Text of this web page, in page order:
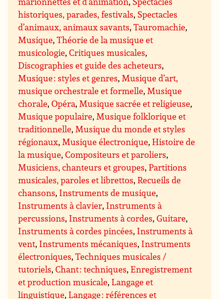
historiques, parades, festivals, Spectacles
d’animaux, animaux savants,Tauromachie,
Musique,Théorie de la musique et
musicologie,Critiques musicales,
Discographies et guide des acheteurs,
Musique : styles et genres,Musique d’art,
musique orchestrale et formelle,Musique
chorale,Opéra,Musique sacrée et religieuse,
Musique populaire,Musique folklorique et
traditionnelle,Musique du monde et styles
régionaux,Musique électronique,Histoire de
la musique,Compositeurs et paroliers,
Musiciens, chanteurs et groupes,Partitions
musicales, paroles et librettos,Recueils de
chansons, Instruments de musique,
Instruments à clavier, Instruments à
percussions, Instruments à cordes,Guitare,
Instruments à cordes pincées, Instruments à
vent, Instruments mécaniques, Instruments
électroniques,Techniques musicales /
tutoriels,Chant : techniques,Enregistrement
et production musicale,Langage et
linguistique,Langage : références et